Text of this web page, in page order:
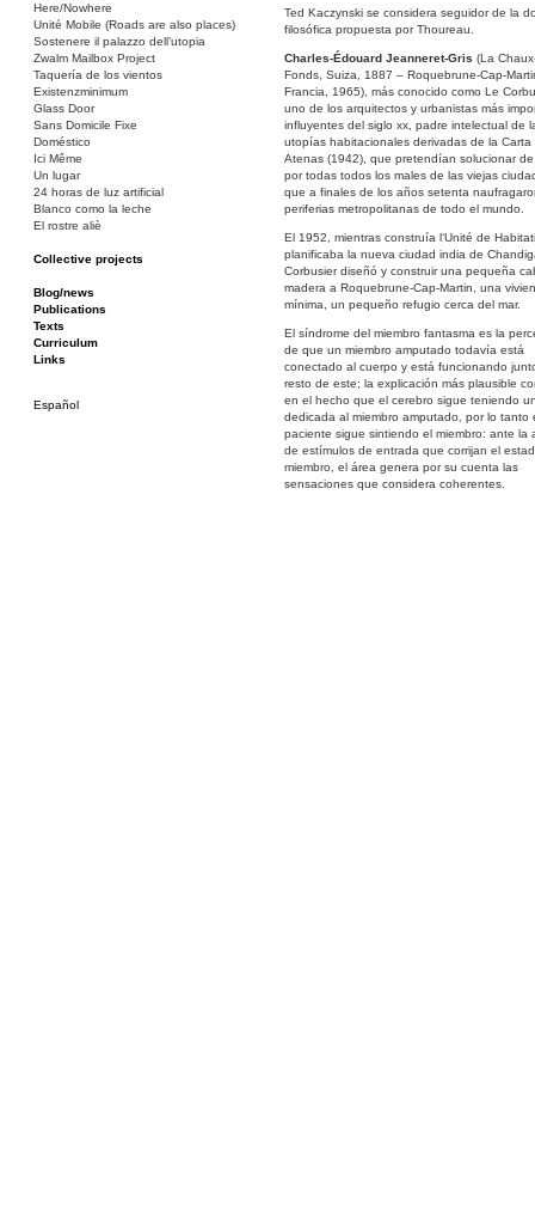
Here/Nowhere
Unité Mobile (Roads are also places)
Sostenere il palazzo dell’utopia
Zwalm Mailbox Project
Taquería de los vientos
Existenzminimum
Glass Door
Sans Domicile Fixe
Doméstico
Ici Même
Un lugar
24 horas de luz artificial
Blanco como la leche
El rostre aliè
Collective projects
Ciza Muzej
Roulotte
Canòdrom/Canòdrom
ON Prat
Rieres/Rambles
Blog/news
Publications
Texts
Curriculum
Links
Español
Ted Kaczynski se considera seguidor de la
filosófica propuesta por Thoureau.
Charles-Édouard Jeanneret-Gris (La
Fonds, Suiza, 1887 – Roquebrune-Cap-
Francia, 1965), más conocido como Le
uno de los arquitectos y urbanistas más
influyentes del siglo xx, padre intelectual de
utopías habitacionales derivadas de la Carta
Atenas (1942), que pretendían solucionar
por todas todos los males de las viejas
que a finales de los años setenta
periferias metropolitanas de todo el mundo.
El 1952, mientras construía l‘Unité de
planificaba la nueva ciudad india de
Corbusier diseñó y construir una pequeña
madera a Roquebrune-Cap-Martin, una
mínima, un pequeño refugio cerca del mar.
El síndrome del miembro fantasma es la
de que un miembro amputado todavía está
conectado al cuerpo y está funcionando
resto de este; la explicación más plausible
en el hecho que el cerebro sigue teniendo
dedicada al miembro amputado, por lo tanto
paciente sigue sintiendo el miembro: ante la
de estímulos de entrada que corrijan el
miembro, el área genera por su cuenta las
sensaciones que considera coherentes.